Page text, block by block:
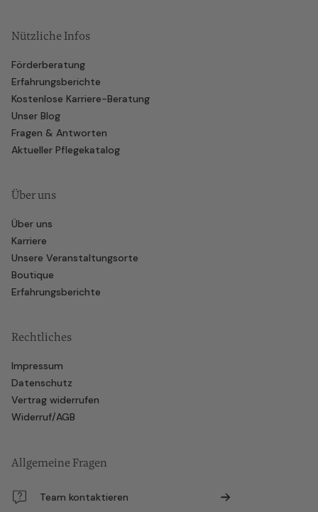
Nützliche Infos
Förderberatung
Erfahrungsberichte
Kostenlose Karriere-Beratung
Unser Blog
Fragen & Antworten
Aktueller Pflegekatalog
Über uns
Über uns
Karriere
Unsere Veranstaltungsorte
Boutique
Erfahrungsberichte
Rechtliches
Impressum
Datenschutz
Vertrag widerrufen
Widerruf/AGB
Allgemeine Fragen
Team kontaktieren